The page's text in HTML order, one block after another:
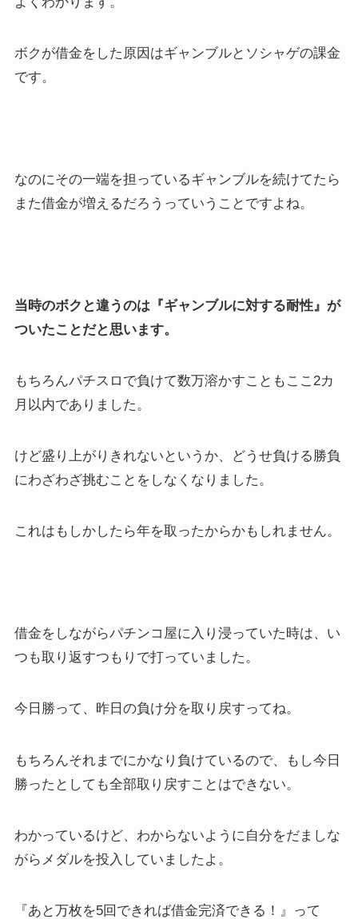
ボクが借金をした原因はギャンブルとソシャゲの課金
です。
なのにその一端を担っているギャンブルを続けてたら
また借金が増えるだろうっていうことですよね。
当時のボクと違うのは『ギャンブルに対する耐性』が
ついたことだと思います。
もちろんパチスロで負けて数万溶かすこともここ2カ
月以内でありました。
けど盛り上がりきれないというか、どうせ負ける勝負
にわざわざ挑むことをしなくなりました。
これはもしかしたら年を取ったからかもしれません。
借金をしながらパチンコ屋に入り浸っていた時は、い
つも取り返すつもりで打っていました。
今日勝って、昨日の負け分を取り戻すってね。
もちろんそれまでにかなり負けているので、もし今日
勝ったとしても全部取り戻すことはできない。
わかっているけど、わからないように自分をだましな
がらメダルを投入していましたよ。
『あと万枚を5回できれば借金完済できる！』って